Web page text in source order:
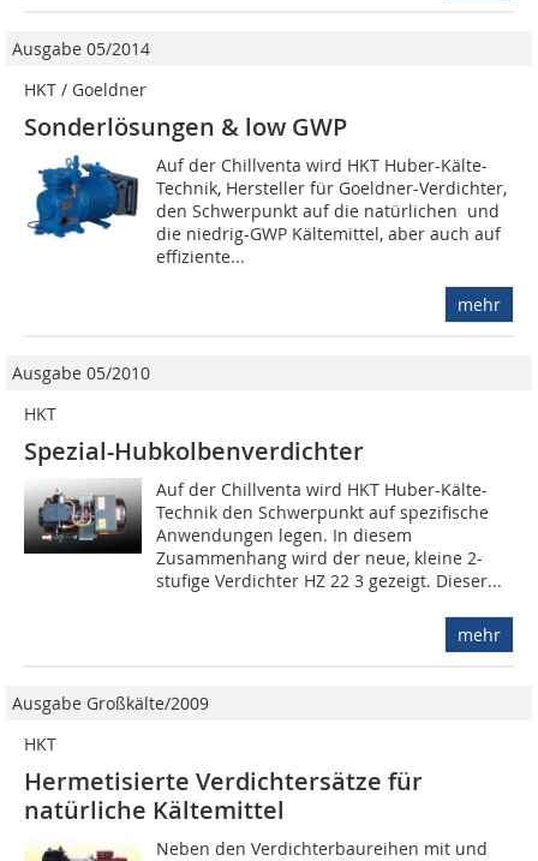
Ausgabe 05/2014
HKT / Goeldner
Sonderlösungen & low GWP
Auf der Chillventa wird HKT Huber-Kälte-
Technik, Hersteller für Goeldner-Verdichter,
den Schwerpunkt auf die natürlichen und
die niedrig-GWP Kältemittel, aber auch auf
effiziente...
mehr
Ausgabe 05/2010
HKT
Spezial-Hubkolbenverdichter
Auf der Chillventa wird HKT Huber-Kälte-
Technik den Schwerpunkt auf spezifische
Anwendungen legen. In diesem
Zusammenhang wird der neue, kleine 2-
stufige Verdichter HZ 22 3 gezeigt. Dieser...
mehr
Ausgabe Großkälte/2009
HKT
Hermetisierte Verdichtersätze für
natürliche Kältemittel
Neben den Verdichterbaureihen mit und